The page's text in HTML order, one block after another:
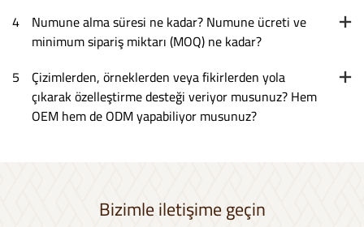
4 Numune alma süresi ne kadar? Numune ücreti ve
minimum sipariş miktarı (MOQ) ne kadar?
5 Çizimlerden, örneklerden veya fikirlerden yola
çıkarak özelleştirme desteği veriyor musunuz? Hem
OEM hem de ODM yapabiliyor musunuz?
Bizimle iletişime geçin